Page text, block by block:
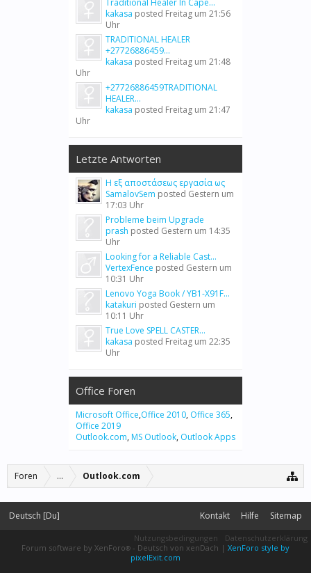
Traditional Healer In Cape...
kakasa posted Freitag um 21:56
Uhr
TRADITIONAL HEALER
+27726886459...
kakasa posted Freitag um 21:48
Uhr
+27726886459TRADITIONAL
HEALER...
kakasa posted Freitag um 21:47
Uhr
Letzte Antworten
Η εξ αποστάσεως εργασία ως
SamalovSem posted Gestern um
17:03 Uhr
Probleme beim Upgrade
prash posted Gestern um 14:35
Uhr
Looking for a Reliable Cast...
VertexFence posted Gestern um
10:31 Uhr
Lenovo Yoga Book / YB1-X91F...
katakuri posted Gestern um
10:11 Uhr
True Love SPELL CASTER...
kakasa posted Freitag um 22:35
Uhr
Office Foren
Microsoft Office,Office 2010, Office 365,
Office 2019
Outlook.com, MS Outlook, Outlook Apps
Foren ... Outlook.com
Deutsch [Du] Kontakt Hilfe Sitemap
Nutzungsbedingungen
Datenschutzerklärung
Forum software by XenForo® - Deutsch von xenDach | XenForo style by
pixelExit.com